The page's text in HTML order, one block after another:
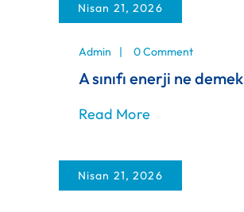
Nisan 21, 2026
Admin 0 Comment
A sınıfı enerji ne demek
Read More
Nisan 21, 2026